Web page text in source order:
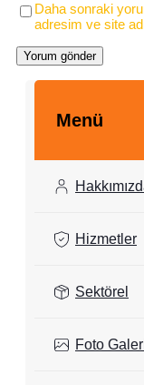
Daha sonraki
adresim ve site
Menü
Hizmetler
Sektörel
Foto